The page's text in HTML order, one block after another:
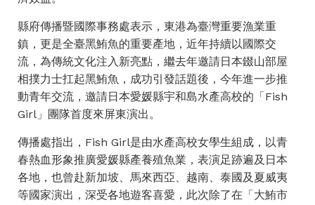
縣府傳播暨國際事務處表示，東港為臺灣重要漁業重
鎮，更是全臺黑鮪魚的重要產地，近年持續以國際交
流，為傳統文化注入新亮點，繼去年邀請日本錣山部屋
相撲力士扛起黑鮪魚，成功引發話題後，今年進一步推
動青年交流，邀請日本愛媛縣宇和島水產高校的「Fish
Girl」團隊首度來屏東演出。
傳播處指出，Fish Girl是由水產高校女學生組成，以青
春熱血形象推廣愛媛縣產養殖魚業，表演足跡遍及日本
各地，也曾赴新加坡、馬來西亞、越南、泰國及夏威夷
等國家演出，深受各地遊客喜愛，此次除了在「大鮪市